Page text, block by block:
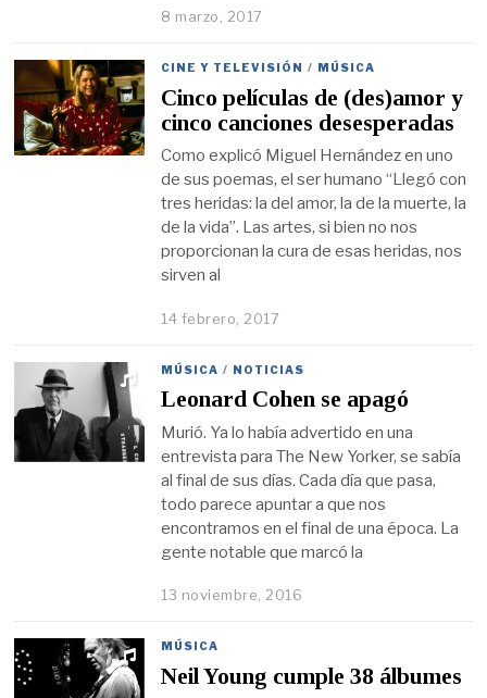
8 marzo, 2017
CINE Y TELEVISIÓN / MÚSICA
Cinco películas de (des)amor y
cinco canciones desesperadas
Como explicó Miguel Hernández en uno
de sus poemas, el ser humano “Llegó con
tres heridas: la del amor, la de la muerte, la
de la vida”. Las artes, si bien no nos
proporcionan la cura de esas heridas, nos
sirven al
14 febrero, 2017
MÚSICA / NOTICIAS
Leonard Cohen se apagó
Murió. Ya lo había advertido en una
entrevista para The New Yorker, se sabía
al final de sus días. Cada día que pasa,
todo parece apuntar a que nos
encontramos en el final de una época. La
gente notable que marcó la
13 noviembre, 2016
MÚSICA
Neil Young cumple 38 álbumes